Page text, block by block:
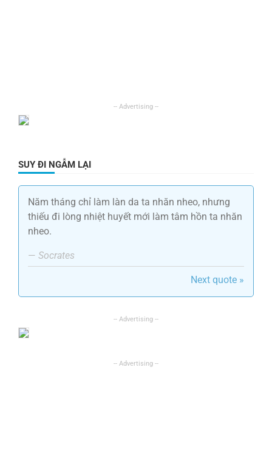
SUY ĐI NGẪM LẠI
Năm tháng chỉ làm làn da ta nhăn nheo, nhưng
thiếu đi lòng nhiệt huyết mới làm tâm hồn ta nhăn
nheo.
— Socrates
Next quote »